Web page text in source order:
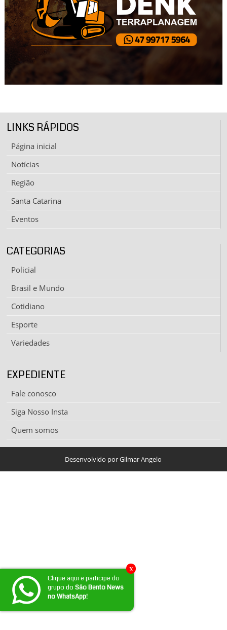
LINKS RÁPIDOS
Página inicial
Notícias
Região
Santa Catarina
Eventos
CATEGORIAS
Policial
Brasil e Mundo
Cotidiano
Esporte
Variedades
EXPEDIENTE
Fale conosco
Siga Nosso Insta
Quem somos
Desenvolvido por Gilmar Angelo
Clique aqui e participe do
grupo do São Bento News
no WhatsApp!
x